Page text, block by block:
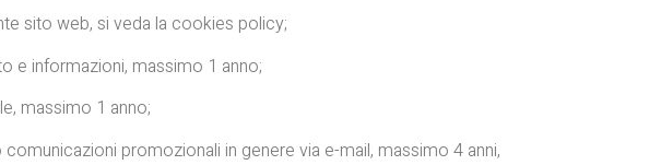
sito web, si veda la cookies policy;
e informazioni, massimo 1 anno;
massimo 1 anno;
promozionali in genere via e-mail, massimo 4 anni,